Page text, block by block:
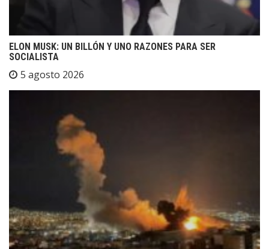
ELON MUSK: UN BILLÓN Y UNO RAZONES PARA SER
SOCIALISTA
5 agosto 2026